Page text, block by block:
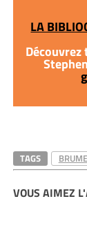
LA
TAGS
VOUS AIMEZ